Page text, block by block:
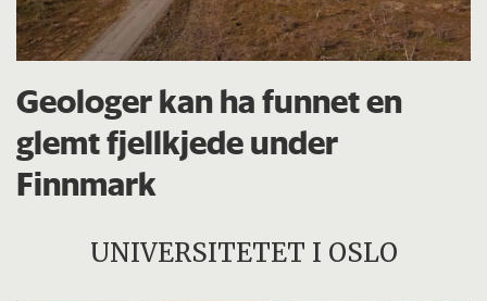
Geologer kan ha funnet en
glemt fjellkjede under
Finnmark
UNIVERSITETET I OSLO